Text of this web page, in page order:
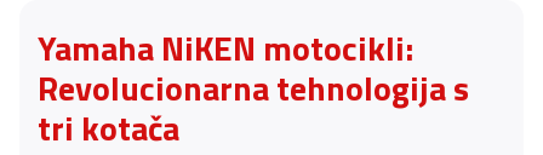
Yamaha NiKEN motocikli:
Revolucionarna tehnologija s
tri kotača